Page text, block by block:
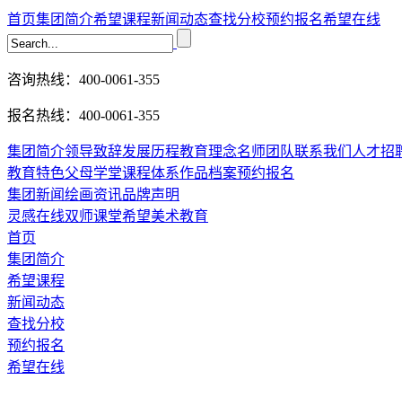
首页集团简介希望课程新闻动态查找分校预约报名希望在线
咨询热线：400-0061-355
报名热线：400-0061-355
集团简介领导致辞发展历程教育理念名师团队联系我们 人才招
教育特色父母学堂课程体系作品档案预约报名
集团新闻绘画资讯品牌声明
灵感在线双师课堂希望美术教育
首页
集团简介
希望课程
新闻动态
查找分校
预约报名
希望在线